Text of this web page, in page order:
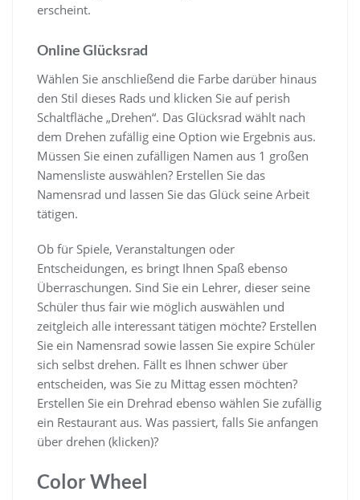
erscheint.
Online Glücksrad
Wählen Sie anschließend die Farbe darüber hinaus
den Stil dieses Rads und klicken Sie auf perish
Schaltfläche „Drehen“. Das Glücksrad wählt nach
dem Drehen zufällig eine Option wie Ergebnis aus.
Müssen Sie einen zufälligen Namen aus 1 großen
Namensliste auswählen? Erstellen Sie das
Namensrad und lassen Sie das Glück seine Arbeit
tätigen.
Ob für Spiele, Veranstaltungen oder
Entscheidungen, es bringt Ihnen Spaß ebenso
Überraschungen. Sind Sie ein Lehrer, dieser seine
Schüler thus fair wie möglich auswählen und
zeitgleich alle interessant tätigen möchte? Erstellen
Sie ein Namensrad sowie lassen Sie expire Schüler
sich selbst drehen. Fällt es Ihnen schwer über
entscheiden, was Sie zu Mittag essen möchten?
Erstellen Sie ein Drehrad ebenso wählen Sie zufällig
ein Restaurant aus. Was passiert, falls Sie anfangen
über drehen (klicken)?
Color Wheel